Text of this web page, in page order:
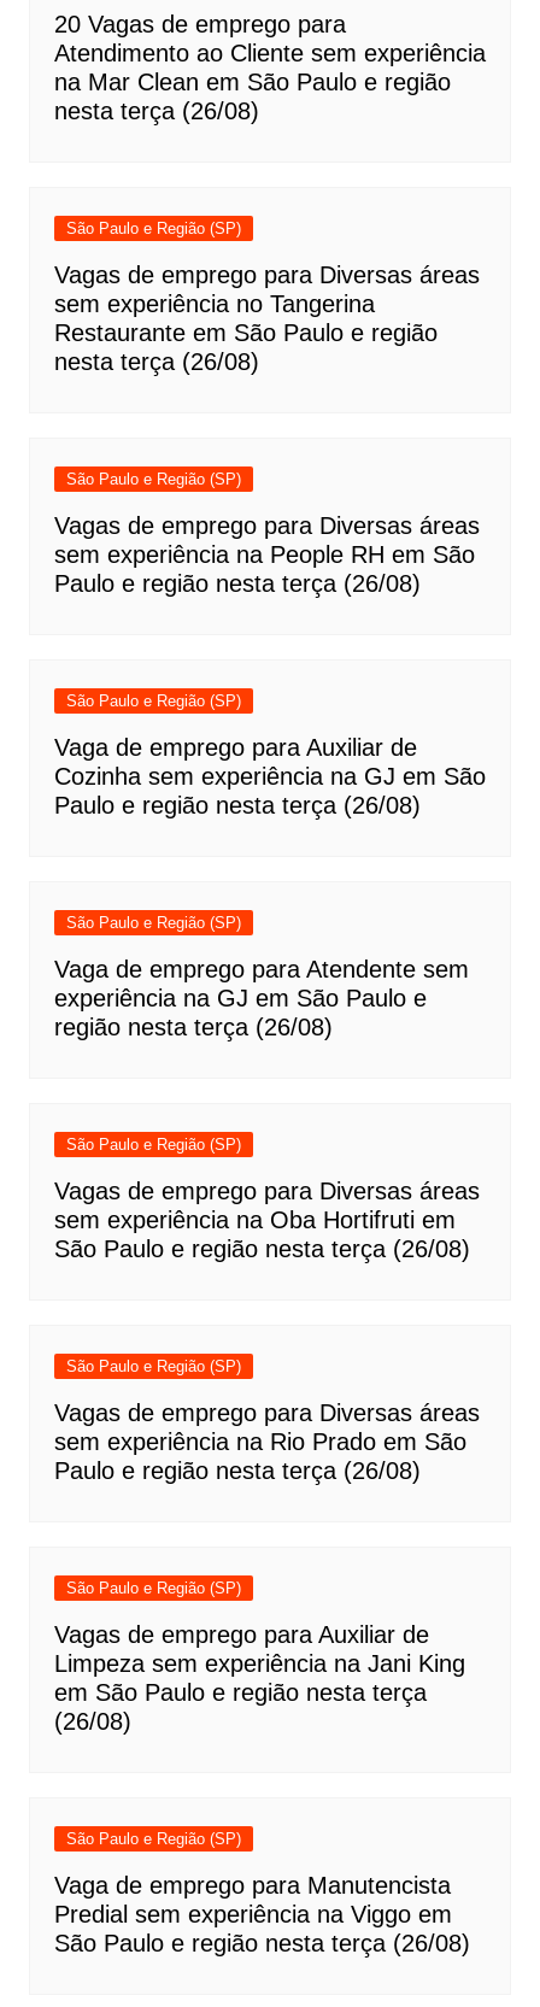
20 Vagas de emprego para
Atendimento ao Cliente sem experiência
na Mar Clean em São Paulo e região
nesta terça (26/08)
São Paulo e Região (SP)
Vagas de emprego para Diversas áreas
sem experiência no Tangerina
Restaurante em São Paulo e região
nesta terça (26/08)
São Paulo e Região (SP)
Vagas de emprego para Diversas áreas
sem experiência na People RH em São
Paulo e região nesta terça (26/08)
São Paulo e Região (SP)
Vaga de emprego para Auxiliar de
Cozinha sem experiência na GJ em São
Paulo e região nesta terça (26/08)
São Paulo e Região (SP)
Vaga de emprego para Atendente sem
experiência na GJ em São Paulo e
região nesta terça (26/08)
São Paulo e Região (SP)
Vagas de emprego para Diversas áreas
sem experiência na Oba Hortifruti em
São Paulo e região nesta terça (26/08)
São Paulo e Região (SP)
Vagas de emprego para Diversas áreas
sem experiência na Rio Prado em São
Paulo e região nesta terça (26/08)
São Paulo e Região (SP)
Vagas de emprego para Auxiliar de
Limpeza sem experiência na Jani King
em São Paulo e região nesta terça
(26/08)
São Paulo e Região (SP)
Vaga de emprego para Manutencista
Predial sem experiência na Viggo em
São Paulo e região nesta terça (26/08)